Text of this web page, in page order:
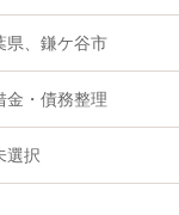
したい』『借金・債務
どでお困りの相談者さん
県、鎌ケ谷市
金・債務整理
選択